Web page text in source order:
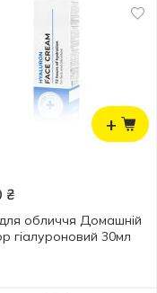
+
₴
обличчя Домашній
гіалуроновий 30мл